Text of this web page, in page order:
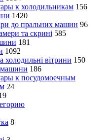
к холодильникам 156
1420
до пральних машин 96
та скрині 585
181
1092
вітрини 150
186
к посудомоечным
24
8